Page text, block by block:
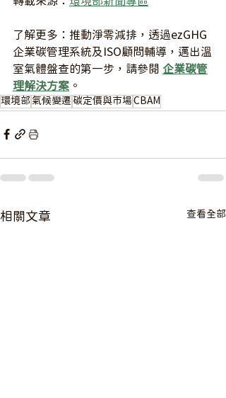
了解更多：推動淨零減排，透過ezGHG
企業碳管理系統及ISO顧問輔導，邁出溫
室氣體盤查的第一步，請參閱 企業碳管
理解決方案 。
環境部 氣候變遷 碳定價與市場CBAM
相關文章 查看全部